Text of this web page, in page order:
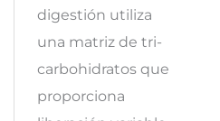
digestión utiliza
una matriz de tri-
carbohidratos que
proporciona